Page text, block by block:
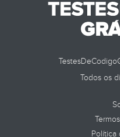
Todos os
Política